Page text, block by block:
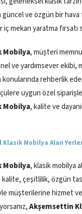
ve özgün bir hava
mekan yaratma fırsatı
Mobilya, müşteri
ve yardımsever ekibi,
rehberlik
uygun özel
Mobilya, kalite ve
Mobilya Alan
Mobilya, klasik mobilya
kalite, çeşitlilik, özgün
müşterilerine hizmet
Akşemsettin